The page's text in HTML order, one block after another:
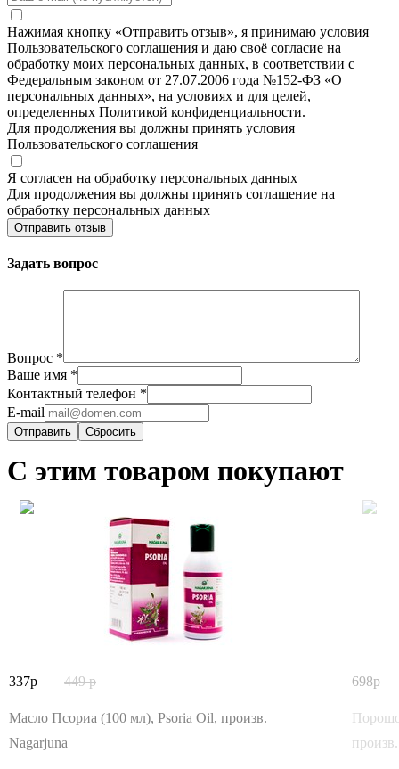
Нажимая кнопку «Отправить отзыв», я принимаю условия
Пользовательского соглашения и даю своё согласие на
обработку моих персональных данных, в соответствии с
Федеральным законом от 27.07.2006 года №152-ФЗ «О
персональных данных», на условиях и для целей,
определенных Политикой конфиденциальности.
Для продолжения вы должны принять условия
Пользовательского соглашения
Я согласен на обработку персональных данных
Для продолжения вы должны принять соглашение на
обработку персональных данных
Отправить отзыв
Задать вопрос
Вопрос *
Ваше имя *
Контактный телефон *
E-mail
Сбросить
С этим товаром покупают
337 449
Масло Псориа (100 мл), Psoria Oil, произв.
Nagarjuna
698